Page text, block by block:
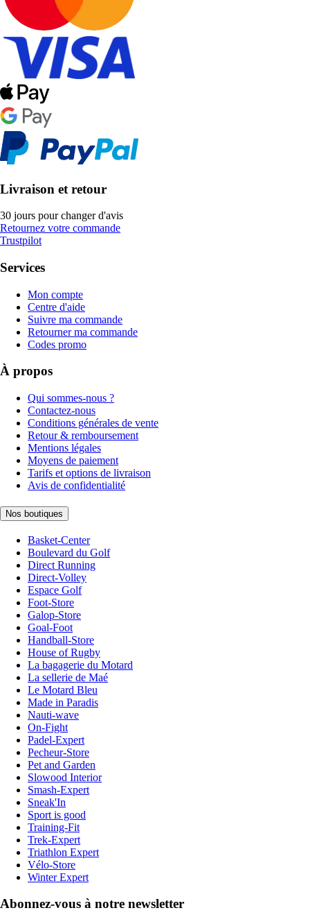
Livraison et retour
30 jours pour changer d'avis
Retournez votre commande
Trustpilot
Services
Mon compte
Centre d'aide
Suivre ma commande
Retourner ma commande
Codes promo
À propos
Qui sommes-nous ?
Contactez-nous
Conditions générales de vente
Retour & remboursement
Mentions légales
Moyens de paiement
Tarifs et options de livraison
Avis de confidentialité
Nos boutiques
Basket-Center
Boulevard du Golf
Direct Running
Direct-Volley
Espace Golf
Foot-Store
Galop-Store
Goal-Foot
Handball-Store
House of Rugby
La bagagerie du Motard
La sellerie de Maé
Le Motard Bleu
Made in Paradis
Nauti-wave
On-Fight
Padel-Expert
Pecheur-Store
Pet and Garden
Slowood Interior
Smash-Expert
Sneak'In
Sport is good
Training-Fit
Trek-Expert
Triathlon Expert
Vélo-Store
Winter Expert
Abonnez-vous à notre newsletter